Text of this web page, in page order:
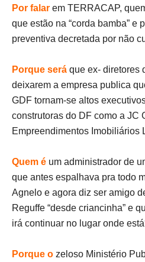
Por falar em TERRACAP,
que estão na “corda bamba” e
preventiva decretada por não
Porque será que ex- diretores
deixarem a empresa publica
GDF tornam-se altos
construtoras do DF como a JC
Empreendimentos Imobiliários
Quem é um administrador de
que antes espalhava pra todo
Agnelo e agora diz ser amigo
Reguffe “desde criancinha” e
irá continuar no lugar onde
Porque o zeloso Ministério